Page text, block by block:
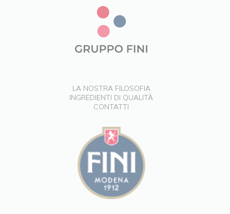
LA NOSTRA FILOSOFIA
INGREDIENTI DI QUALITÀ
CONTATTI